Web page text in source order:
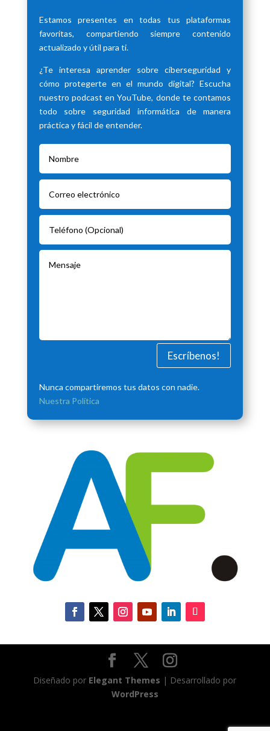
Estamos presentes en todas tus plataformas
favoritas, compartiendo siempre contenido
actualizado y útil para ti.
¿Te interesa aprender sobre ciberseguridad y
cómo protegerte en el mundo digital? Escucha
nuestro podcast en YouTube, donde te contamos
todo sobre seguridad informática de manera
práctica y fácil de entender.
Escríbenos!
Nunca compartiremos tus datos con nadie.
Nuestra Política
Diseñado por Elegant Themes | Desarrollado por
WordPress